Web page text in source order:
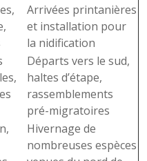
Arrivées printanières
et installation pour
la nidification
Départs vers le sud,
haltes d’étape,
rassemblements
pré-migratoires
Hivernage de
nombreuses espèces